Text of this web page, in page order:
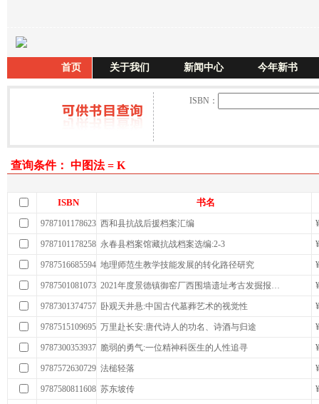
首页 关于我们 新闻中心 今年新书
ISBN：
查询条件： 中图法 = K
ISBN 书名
9787101178623 西和县抗战后援档案汇编
9787101178258 永春县档案馆藏抗战档案选编:2-3
9787516685594 地理师范生教学技能发展的转化路径研究
9787501081073 2021年度景德镇御窑厂西围墙遗址考古发掘报…
9787301374757 卧观天井悬:中国古代墓葬艺术的视觉性
9787515109695 万里赴长安:唐代诗人的功名、诗酒与归途
9787300353937 脆弱的勇气:一位精神科医生的人性追寻
9787572630729 法槌轻落
9787580811608 苏东坡传